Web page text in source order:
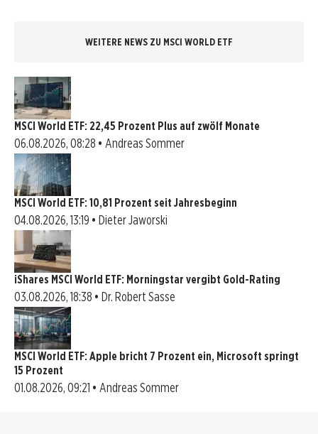
WEITERE NEWS ZU MSCI WORLD ETF
MSCI World ETF: 22,45 Prozent Plus auf zwölf Monate
06.08.2026, 08:28 • Andreas Sommer
MSCI World ETF: 10,81 Prozent seit Jahresbeginn
04.08.2026, 13:19 • Dieter Jaworski
iShares MSCI World ETF: Morningstar vergibt Gold-Rating
03.08.2026, 18:38 • Dr. Robert Sasse
MSCI World ETF: Apple bricht 7 Prozent ein, Microsoft springt
15 Prozent
01.08.2026, 09:21 • Andreas Sommer